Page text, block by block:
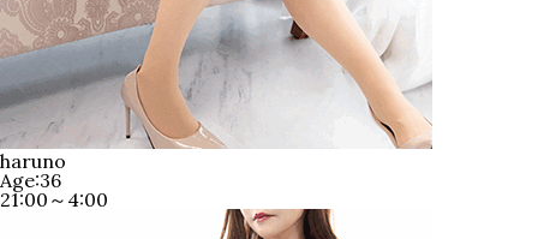
haruno
Age:36
21:00～4:00